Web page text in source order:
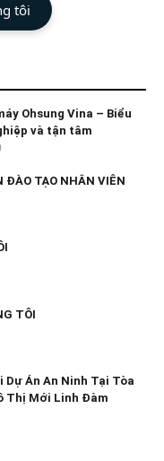
tôi
Ohsung Vina – Biểu
và tận tâm
ĐÀO TẠO NHÂN VIÊN
TÔI
Án An Ninh Tại Tòa
Thị Mới Linh Đàm